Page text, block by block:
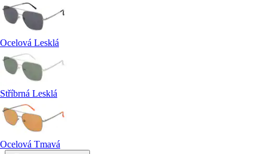
Ocelová Lesklá
Stříbrná Lesklá
Ocelová Tmavá